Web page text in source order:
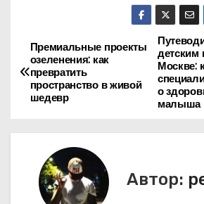
Н
а
в
и
детским
Москве:
о
малыша
Премиальные проекты
озеленения: как
превратить
пространство в живой
шедевр
Автор: